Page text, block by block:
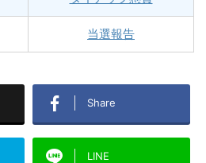
当選報告
Share
LINE